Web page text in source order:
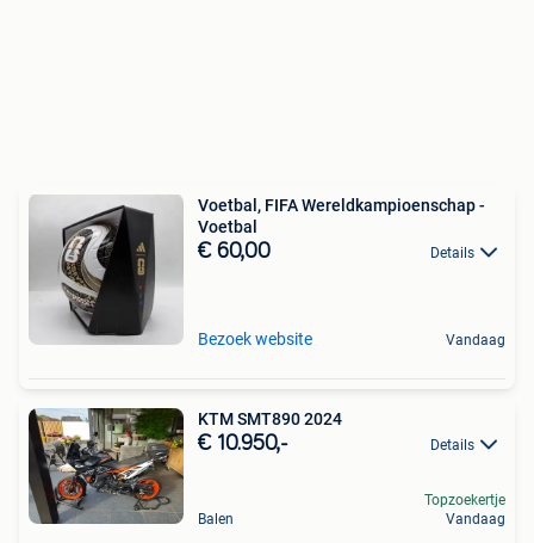
Voetbal, FIFA Wereldkampioenschap -
Voetbal
€ 60,00 Details
Bezoek website Vandaag
KTM SMT890 2024
€ 10.950,- Details
Balen
Topzoekertje
Vandaag